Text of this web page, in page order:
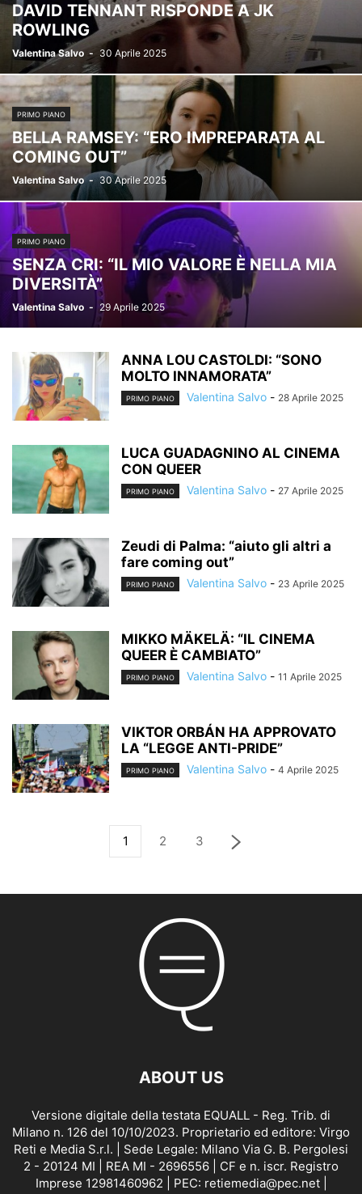
DAVID TENNANT RISPONDE A JK
ROWLING
Valentina Salvo - 30 Aprile 2025
PRIMO PIANO
BELLA RAMSEY: “ERO IMPREPARATA AL
COMING OUT”
Valentina Salvo - 30 Aprile 2025
PRIMO PIANO
SENZA CRI: “IL MIO VALORE È NELLA MIA
DIVERSITÀ”
Valentina Salvo - 29 Aprile 2025
ANNA LOU CASTOLDI: “SONO
MOLTO INNAMORATA”
PRIMO PIANO Valentina Salvo - 28 Aprile 2025
LUCA GUADAGNINO AL CINEMA
CON QUEER
PRIMO PIANO Valentina Salvo - 27 Aprile 2025
Zeudi di Palma: “aiuto gli altri a
fare coming out”
PRIMO PIANO Valentina Salvo - 23 Aprile 2025
MIKKO MÄKELÄ: “IL CINEMA
QUEER È CAMBIATO”
PRIMO PIANO Valentina Salvo - 11 Aprile 2025
VIKTOR ORBÁN HA APPROVATO
LA “LEGGE ANTI-PRIDE”
PRIMO PIANO Valentina Salvo - 4 Aprile 2025
1 2 3
ABOUT US
Versione digitale della testata EQUALL - Reg. Trib. di
Milano n. 126 del 10/10/2023. Proprietario ed editore: Virgo
Reti e Media S.r.l. | Sede Legale: Milano Via G. B. Pergolesi
2 - 20124 MI | REA MI - 2696556 | CF e n. iscr. Registro
Imprese 12981460962 | PEC: retiemedia@pec.net |